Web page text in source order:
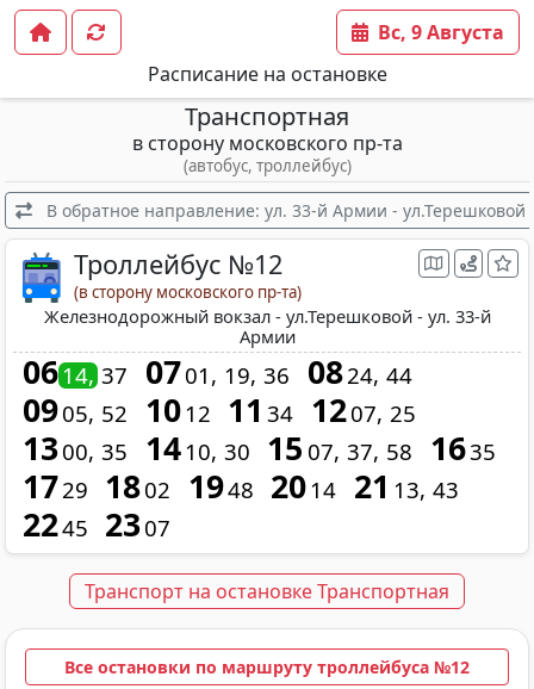
Расписание на остановке
Вс, 9 Августа
Транспортная
в сторону московского пр-та
(автобус, троллейбус)
В обратное направление: ул. 33-й Армии -
Троллейбус №12
(в сторону московского пр-та)
Железнодорожный вокзал - ул.Терешковой - ул. 33-й
Армии
06 14 37 0701 19 36 0824 44
0905 52 10 12 11 34 1207 25
1300 35 14 10 30 15 07 37 58 1635
1729 1802 1948 20 14 21 13 43
2245 2307
Транспорт на остановке Транспортная
Все остановки по маршруту троллейбуса №12